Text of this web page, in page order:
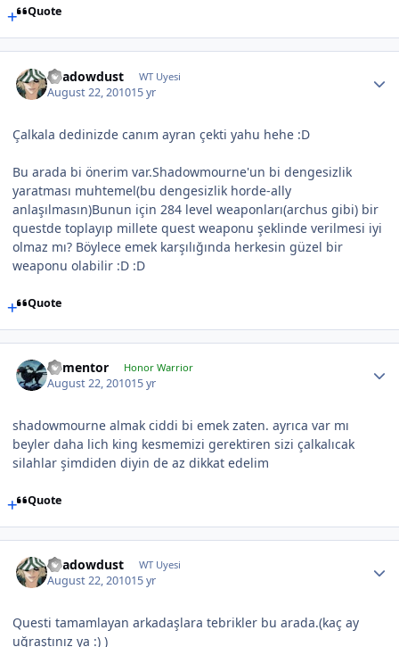
Quote
Shadowdust WT Uyesi
August 22, 201015 yr
Çalkala dedinizde canım ayran çekti yahu hehe :D
Bu arada bi önerim var.Shadowmourne'un bi dengesizlik
yaratması muhtemel(bu dengesizlik horde-ally
anlaşılmasın)Bunun için 284 level weaponları(archus gibi) bir
questde toplayıp millete quest weaponu şeklinde verilmesi iyi
olmaz mı? Böylece emek karşılığında herkesin güzel bir
weaponu olabilir :D :D
Quote
dementor Honor Warrior
August 22, 201015 yr
shadowmourne almak ciddi bi emek zaten. ayrıca var mı
beyler daha lich king kesmemizi gerektiren sizi çalkalıcak
silahlar şimdiden diyin de az dikkat edelim
Quote
Shadowdust WT Uyesi
August 22, 201015 yr
Questi tamamlayan arkadaşlara tebrikler bu arada.(kaç ay
uğraştınız ya :) )